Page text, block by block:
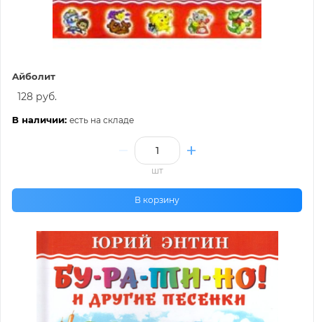
Айболит
128 руб.
В наличии: есть на складе
шт
В корзину